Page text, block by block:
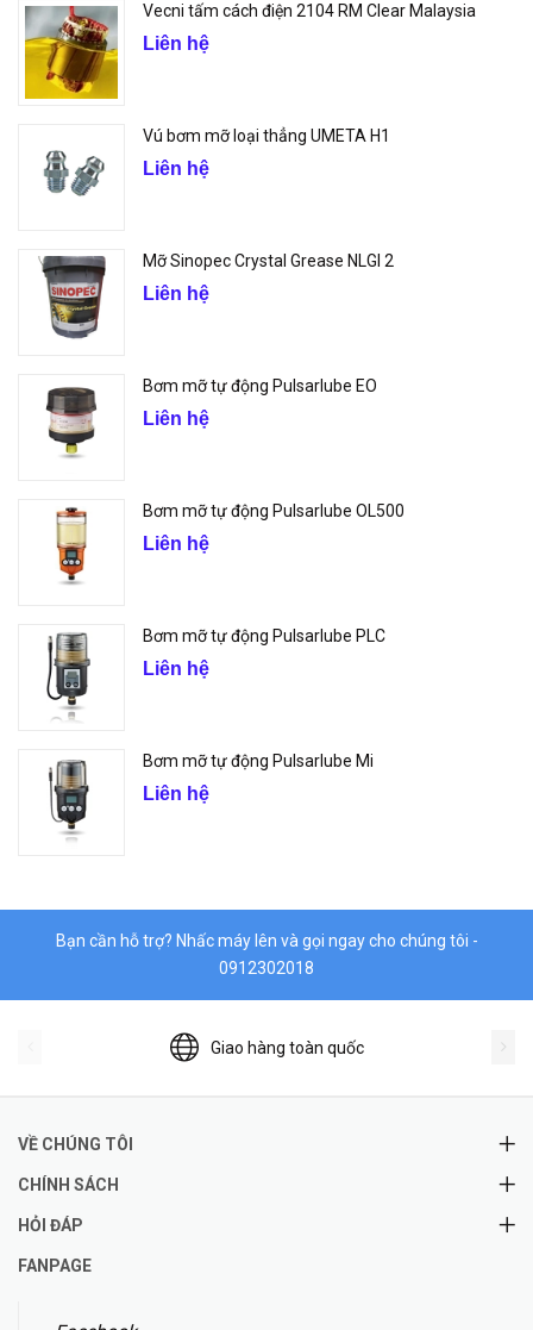
Vecni tấm cách điện 2104 RM Clear Malaysia
Liên hệ
Vú bơm mỡ loại thẳng UMETA H1
Liên hệ
Mỡ Sinopec Crystal Grease NLGI 2
Liên hệ
Bơm mỡ tự động Pulsarlube EO
Liên hệ
Bơm mỡ tự động Pulsarlube OL500
Liên hệ
Bơm mỡ tự động Pulsarlube PLC
Liên hệ
Bơm mỡ tự động Pulsarlube Mi
Liên hệ
Bạn cần hỗ trợ? Nhấc máy lên và gọi ngay cho chúng tôi -
0912302018
Giao hàng toàn quốc
VỀ CHÚNG TÔI
CHÍNH SÁCH
HỎI ĐÁP
FANPAGE